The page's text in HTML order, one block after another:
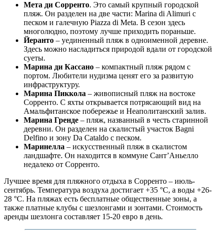
Мета ди Сорренто. Это самый крупный городской
пляж. Он разделен на две части: Marina di Alimuri с
песком и галечную Piazza di Meta. В сезон здесь
многолюдно, поэтому лучше приходить пораньше.
Йеранто – уединенный пляж в одноименной деревне.
Здесь можно насладиться природой вдали от городской
суеты.
Марина ди Кассано – компактный пляж рядом с
портом. Любители нудизма ценят его за развитую
инфраструктуру.
Марина Пиккола – живописный пляж на востоке
Сорренто. С яхты открывается потрясающий вид на
Амальфитанское побережье и Неаполитанский залив.
Марина Гренде – пляж, названный в честь старинной
деревни. Он разделен на скалистый участок Bagni
Delfino и зону Da Cataldo с песком.
Маринелла – искусственный пляж в скалистом
ландшафте. Он находится в коммуне Сант’Аньелло
недалеко от Сорренто.
Лучшее время для пляжного отдыха в Сорренто – июль-
сентябрь. Температура воздуха достигает +35 °С, а воды +26-
28 °С. На пляжах есть бесплатные общественные зоны, а
также платные клубы с шезлонгами и зонтами. Стоимость
аренды шезлонга составляет 15-20 евро в день.